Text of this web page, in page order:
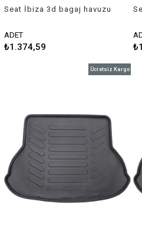
Seat İbiza 3d bagaj havuzu
ADET
₺1.374,59
Ücretsiz Kargo